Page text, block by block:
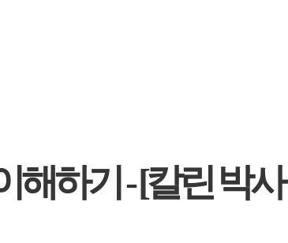
해하기 - [칼린 박